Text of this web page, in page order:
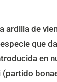
ardilla de
que
en
(partido